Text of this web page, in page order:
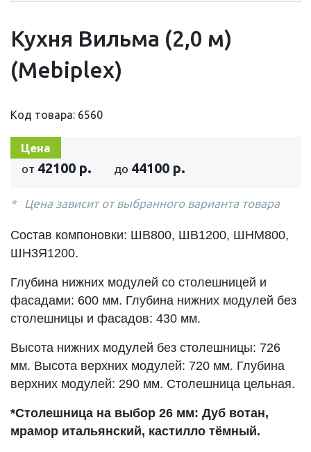
Кухня Вильма (2,0 м)
(Mebiplex)
Код товара: 6560
Цена
от 42100 р. до 44100 р.
Цена зависит от выбранного варианта товара
Состав компоновки: ШВ800, ШВ1200, ШНМ800,
ШН3Я1200.
Глубина нижних модулей со столешницей и
фасадами: 600 мм. Глубина нижних модулей без
столешницы и фасадов: 430 мм.
Высота нижних модулей без столешницы: 726
мм. Высота верхних модулей: 720 мм. Глубина
верхних модулей: 290 мм. Столешница цельная.
*Столешница на выбор 26 мм: Дуб вотан,
мрамор итальянский, кастилло тёмный.